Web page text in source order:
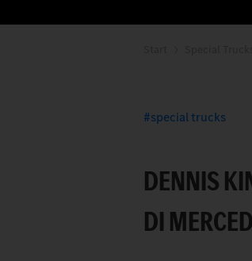
special trucks
DENNIS
DI